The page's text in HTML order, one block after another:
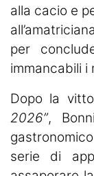
alla cacio e
per
immancabili i
Dopo la
2026”,
serie di